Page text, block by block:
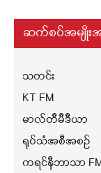
ဆက်စပ်အမျိုးအစ
သတင်း
KT FM
မာလ်တီမီဒီယာ
ရုပ်သံအစီအစဉ်
ကရင်နီဘာသာ